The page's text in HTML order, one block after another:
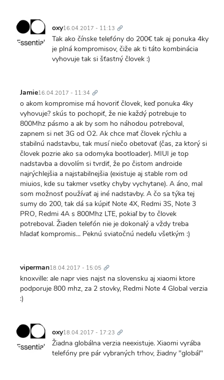
oxy16.04.2017 - 11:13 odkaz
Tak ako čínske telefóny do 200€ tak aj ponuka 4ky
je plná kompromisov, čiže ak ti táto kombinácia
vyhovuje tak si šťastný človek :)
Jamie16.04.2017 - 11:34 odkaz
o akom kompromise má hovoriť človek, keď ponuka 4ky
vyhovuje? skús to pochopiť, že nie každý potrebuje to
800Mhz pásmo a ak by som ho náhodou potreboval,
zapnem si net 3G od O2. Ak chce mať človek rýchlu a
stabilnú nadstavbu, tak musí niečo obetovať (čas, za ktorý si
človek pozrie ako sa odomyka bootloader). MIUI je top
nadstavba a dovolím si tvrdiť, že po čistom androide
najrýchlejšia a najstabilnejšia (existuje aj stable rom od
miuios, kde su takmer vsetky chyby vychytane). A áno, mal
som možnosť používať aj iné nadstavby. A čo sa týka tej
sumy do 200, tak dá sa kúpiť Note 4X, Redmi 3S, Note 3
PRO, Redmi 4A s 800Mhz LTE, pokiaľ by to človek
potreboval. Žiaden telefón nie je dokonalý a vždy treba
hľadať kompromis... Peknú sviatočnú nedeľu všetkým :)
viperman18.04.2017 - 15:05 odkaz
knoxville: ale napr vies najst na slovensku aj xiaomi ktore
podporuje 800 mhz, za 2 stovky, Redmi Note 4 Global verzia
:)
oxy18.04.2017 - 17:23 odkaz
Žiadna globálna verzia neexistuje. Xiaomi vyrába
telefóny pre pár vybraných trhov, žiadny "globál"